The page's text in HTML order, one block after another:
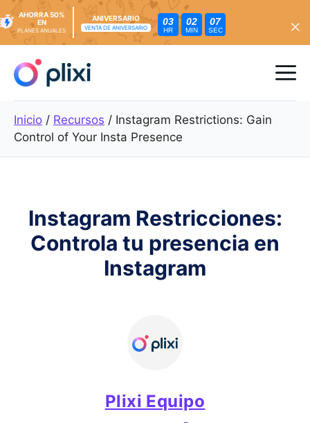
contenido
AHORRA 50%
EN
PLANES ANUALES
ANIVERSARIO
VENTA DE ANIVERSARIO
03
HR
02
MIN
05
SEC
Inicio / Recursos / Instagram Restrictions: Gain
Control of Your Insta Presence
Instagram Restricciones:
Controla tu presencia en
Instagram
Plixi Equipo